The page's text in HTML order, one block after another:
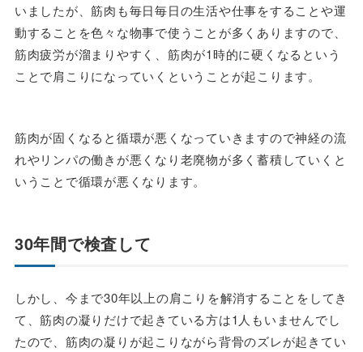
いましたが、筋肉も毎日毎日の生活や仕事をすることや運
動することを色々な物事で使うことが多くありますので、
筋肉疲労が溜まりやすく、筋肉が1時的に硬くなるという
ことで肩こりになっていくということが起こります。
筋肉が固くなると循環が悪くなっていきますので神経の流
れやリンパの働きが悪くなり老廃物が多く蓄積していくと
いうことで循環が悪くなります。
30年間で検査して
しかし、今まで30年以上の肩こりを解消することをしてき
て、筋肉の凝りだけで起きている方は1人もいませんでし
たので、筋肉の凝りが起こりながら背骨のズレが起きてい